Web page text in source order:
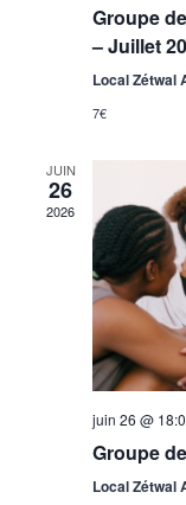
Groupe
– Juillet
Local Zétwal
7€
JUIN
26
2026
juin 26 @
Groupe
Local Zétwal